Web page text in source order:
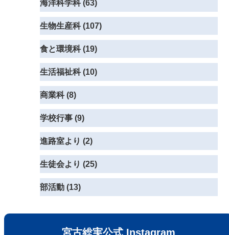
海洋科学科 (63)
生物生産科 (107)
食と環境科 (19)
生活福祉科 (10)
商業科 (8)
学校行事 (9)
進路室より (2)
生徒会より (25)
部活動 (13)
宮古総実公式 Instagram